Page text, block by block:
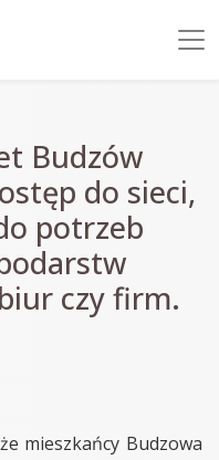
Budzów
do sieci,
potrzeb
czy firm.
mieszkańcy Budzowa